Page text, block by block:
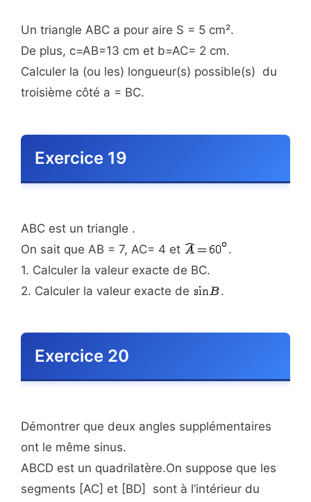
Un triangle ABC a pour aire S = 5 cm².
De plus, c=AB=13 cm et b=AC= 2 cm.
Calculer la (ou les) longueur(s) possible(s) du
troisième côté a = BC.
Exercice 19
ABC est un triangle .
On sait que AB = 7, AC= 4 et
.
1. Calculer la valeur exacte de BC.
2. Calculer la valeur exacte de
.
Exercice 20
Démontrer que deux angles supplémentaires
ont le même sinus.
ABCD est un quadrilatère.On suppose que les
segments [AC] et [BD] sont à l’intérieur du